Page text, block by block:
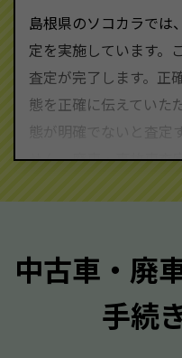
590-870）までお問い
査定・ご相談・見積も
心してお問い合わせく
島根県のソコカラでは
定を実施しています。
査定が完了します。正
態を正確に伝えていた
態が明確でないと査定
せん。廃車・事故車査
質問させていただく内
メーカー／車種
中古車・廃
手続